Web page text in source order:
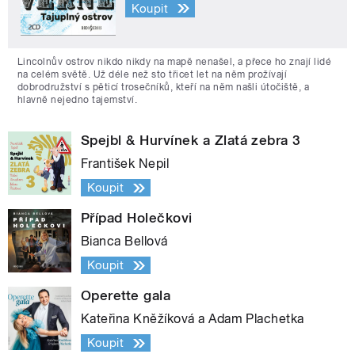
Koupit
Lincolnův ostrov nikdo nikdy na mapě nenašel, a přece ho znají lidé
na celém světě. Už déle než sto třicet let na něm prožívají
dobrodružství s pěticí trosečníků, kteří na něm našli útočiště, a
hlavně nejedno tajemství.
Spejbl & Hurvínek a Zlatá zebra 3
František Nepil
Koupit
Případ Holečkovi
Bianca Bellová
Koupit
Operette gala
Kateřina Kněžíková a Adam Plachetka
Koupit